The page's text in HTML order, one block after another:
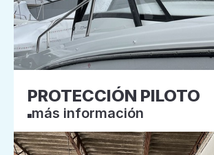
PROTECCIÓN PILOTO
más información